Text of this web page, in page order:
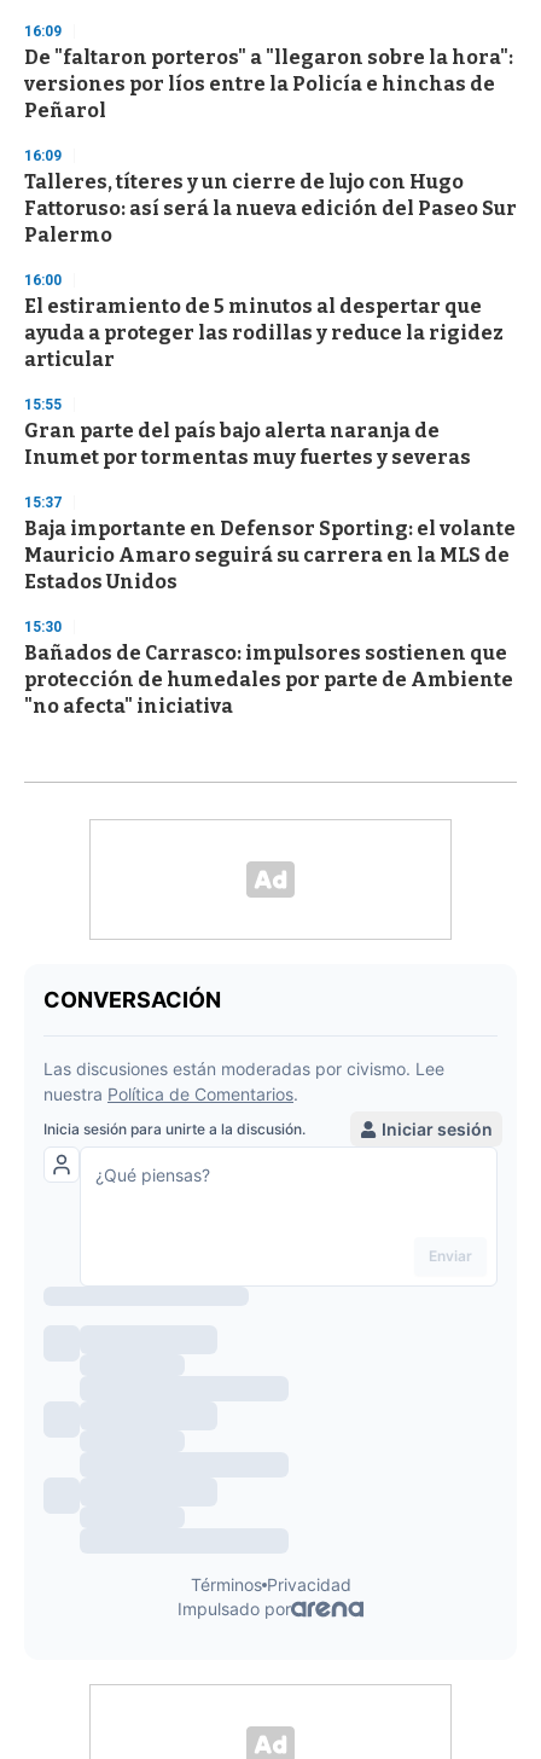
s
16:09
De "faltaron porteros" a "llegaron sobre la hora":
versiones por líos entre la Policía e hinchas de
Peñarol
16:09
Talleres, títeres y un cierre de lujo con Hugo
Fattoruso: así será la nueva edición del Paseo Sur
Palermo
16:00
El estiramiento de 5 minutos al despertar que
ayuda a proteger las rodillas y reduce la rigidez
articular
15:55
Gran parte del país bajo alerta naranja de
Inumet por tormentas muy fuertes y severas
15:37
Baja importante en Defensor Sporting: el volante
Mauricio Amaro seguirá su carrera en la MLS de
Estados Unidos
15:30
Bañados de Carrasco: impulsores sostienen que
protección de humedales por parte de Ambiente
"no afecta" iniciativa